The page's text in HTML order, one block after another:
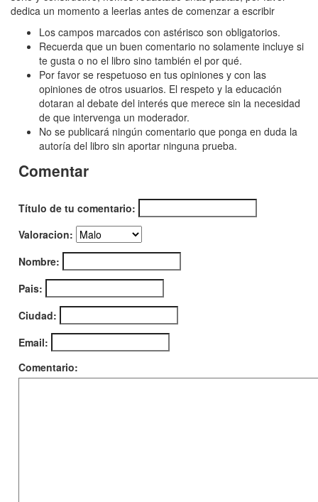
dedica un momento a leerlas antes de comenzar a escribir
Los campos marcados con astérisco son obligatorios.
Recuerda que un buen comentario no solamente incluye si
te gusta o no el libro sino también el por qué.
Por favor se respetuoso en tus opiniones y con las
opiniones de otros usuarios. El respeto y la educación
dotaran al debate del interés que merece sin la necesidad
de que intervenga un moderador.
No se publicará ningún comentario que ponga en duda la
autoría del libro sin aportar ninguna prueba.
Comentar
Título de tu comentario:
Valoracion:
Nombre:
Pais:
Ciudad:
Email:
Comentario: